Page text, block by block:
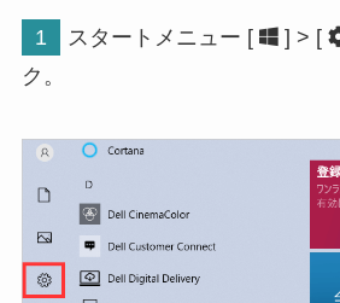
1 スタートメニュー [ ] > [
ク。